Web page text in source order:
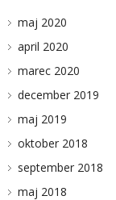
maj 2020
april 2020
marec 2020
december 2019
maj 2019
oktober 2018
september 2018
maj 2018